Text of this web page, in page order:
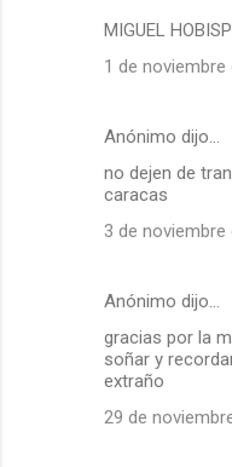
MIGUEL
1 de noviembre
Anónimo dijo…
no dejen de
caracas
3 de noviembre
Anónimo dijo…
gracias por la
soñar y
extraño
29 de